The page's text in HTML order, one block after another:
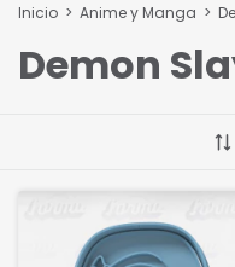
Inicio > Anime y Manga >
Demon